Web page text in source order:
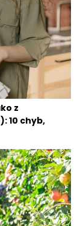
z
10 chyb,